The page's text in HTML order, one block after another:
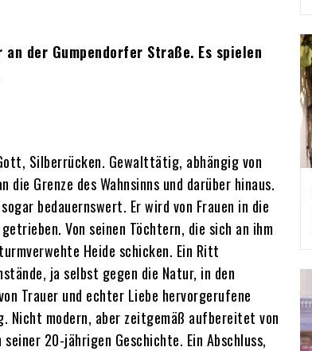
der Gumpendorfer Straße. Es spielen
Silberrücken. Gewalttätig, abhängig von
Grenze des Wahnsinns und darüber hinaus.
bedauernswert. Er wird von Frauen in die
Von seinen Töchtern, die sich an ihm
Heide schicken. Ein Ritt
ja selbst gegen die Natur, in den
Trauer und echter Liebe hervorgerufene
Nicht modern, aber zeitgemäß aufbereitet von
20-jährigen Geschichte. Ein Abschluss,